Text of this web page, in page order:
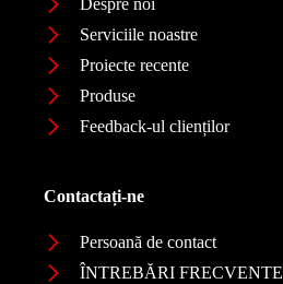
Despre noi
Serviciile noastre
Proiecte recente
Produse
Feedback-ul clienților
Contactați-ne
Persoană de contact
ÎNTREBĂRI FRECVENTE